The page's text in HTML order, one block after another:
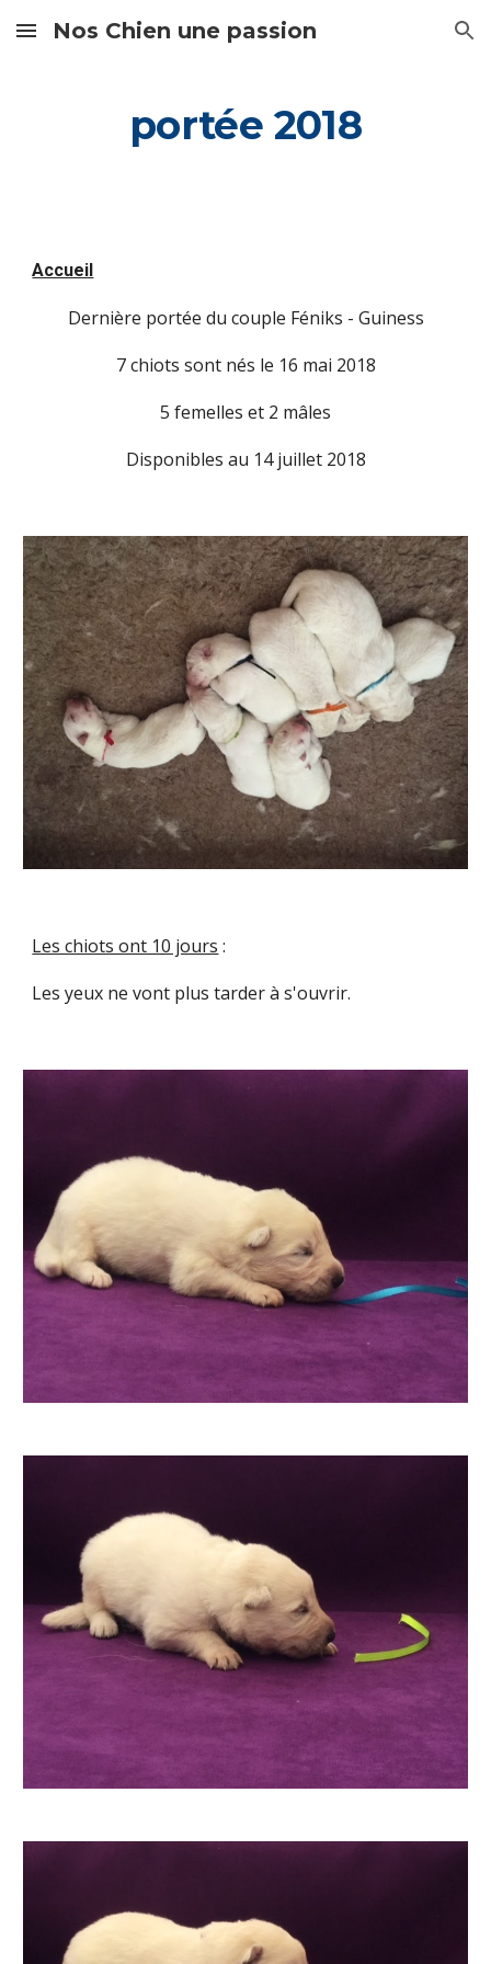
Skip to main content Skip to navigation
Nos Chien une passion
portée 2018
Accueil
Dernière portée du couple Féniks - Guiness
7 chiots sont nés le 16 mai 2018
5 femelles et 2 mâles
Disponibles au 14 juillet 2018
Les chiots ont 10 jours :
Les yeux ne vont plus tarder à s'ouvrir.